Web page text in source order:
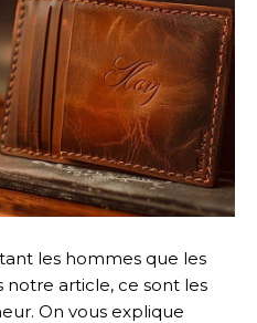
les hommes que les
notre article, ce sont les
On vous explique